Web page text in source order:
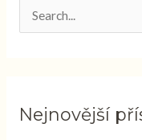
eNejnovější